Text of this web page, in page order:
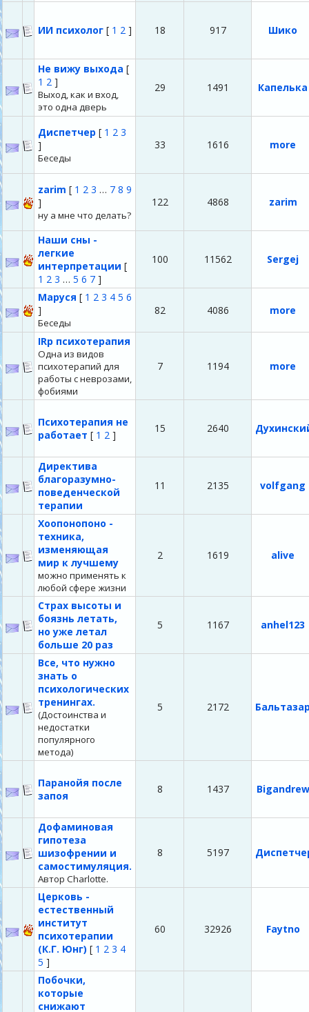
ИИ психолог [ 1 2 ] 18 917 Шико
Не вижу выхода [
1 2 ]
Выход, как и вход,
это одна дверь
29 1491 Капелька
Диспетчер [ 1 2 3
]
Беседы
33 1616 more
zarim [ 1 2 3 … 7 8 9
]
ну а мне что делать?
122 4868 zarim
Наши сны -
легкие
интерпретации [
1 2 3 … 5 6 7 ]
100 11562 Sergej
Маруся [ 1 2 3 4 5 6
]
Беседы
82 4086 more
IRp психотерапия
Одна из видов
психотерапий для
работы с неврозами,
фобиями
7 1194 more
Психотерапия не
работает [ 1 2 ]
15 2640
Директива
благоразумно-
поведенческой
терапии
11 2135 volfgang
Хоопонопоно -
техника,
изменяющая
мир к лучшему
можно применять к
любой сфере жизни
2 1619 alive
Страх высоты и
боязнь летать,
но уже летал
больше 20 раз
5 1167 anhel123
Все, что нужно
знать о
психологических
тренингах.
(Достоинства и
недостатки
популярного
метода)
5 2172
Паранойя после
запоя
8 1437 Bigandrew
Дофаминовая
гипотеза
шизофрении и
самостимуляция.
Автор Charlotte.
8 5197
Церковь -
естественный
институт
психотерапии
(К.Г. Юнг) [ 1 2 3 4
5 ]
60 32926 Faytno
Побочки,
которые
снижают